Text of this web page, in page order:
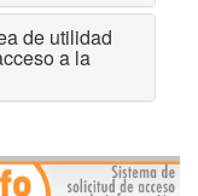
de utilidad
a la